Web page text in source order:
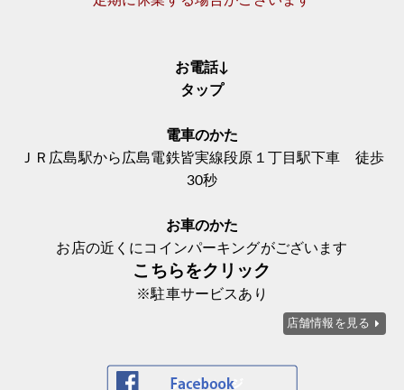
お電話↓
タップ
電車のかた
ＪＲ広島駅から広島電鉄皆実線段原１丁目駅下車 徒歩
30秒
お車のかた
お店の近くにコインパーキングがございます
こちらをクリック
※駐車サービスあり
店舗情報を見る